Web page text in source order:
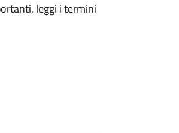
leggi i termini